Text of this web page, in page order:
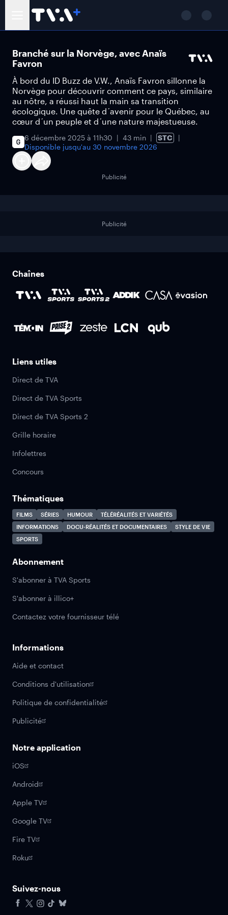
Branché sur la Norvège, avec Anaïs
Favron
À bord du ID Buzz de V.W., Anaïs Favron sillonne la
Norvège pour découvrir comment ce pays, similaire
au nôtre, a réussi haut la main sa transition
écologique. Une quête d´avenir pour le Québec, au
cœur d´un peuple et d´une nature majestueuse.
6 décembre 2025 à 11h30 43 min
STC
Disponible jusqu'au 30 novembre 2026
Publicité
Publicité
Chaînes
Liens utiles
Direct de TVA
Direct de TVA Sports
Direct de TVA Sports 2
Grille horaire
Infolettres
Concours
Thématiques
FILMS SÉRIES HUMOUR
TÉLÉRÉALITÉS ET VARIÉTÉS
INFORMATIONS
DOCU-RÉALITÉS ET DOCUMENTAIRES
STYLE DE VIE
SPORTS
Abonnement
S'abonner à TVA Sports
S'abonner à illico+
Contactez votre fournisseur télé
Informations
Aide et contact
Conditions d'utilisation
Politique de confidentialité
Publicité
Notre application
iOS
Android
Apple TV
Google TV
Fire TV
Roku
Suivez-nous